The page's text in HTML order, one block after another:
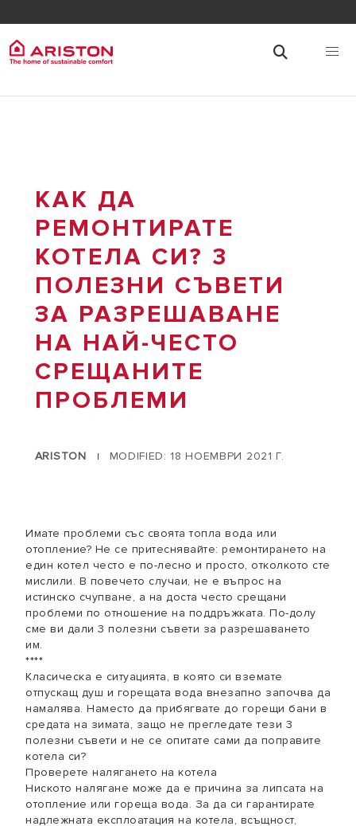
КАК ДА
РЕМОНТИРАТЕ
КОТЕЛА СИ? 3
ПОЛЕЗНИ СЪВЕТИ
ЗА РАЗРЕШАВАНЕ
НА НАЙ-ЧЕСТО
СРЕЩАНИТЕ
ПРОБЛЕМИ
ARISTON | MODIFIED: 18 НОЕМВРИ 2021 Г.
Имате проблеми със своята топла вода или
отопление? Не се притеснявайте: ремонтирането на
един котел често е по-лесно и просто, отколкото сте
мислили. В повечето случаи, не е въпрос на
истинско счупване, а на доста често срещани
проблеми по отношение на поддръжката. По-долу
сме ви дали 3 полезни съвети за разрешаването
им.
****
Класическа е ситуацията, в която си вземате
отпускащ душ и горещата вода внезапно започва да
намалява. Наместо да прибягвате до горещи бани в
средата на зимата, защо не прегледате тези 3
полезни съвети и не се опитате сами да поправите
котела си?
Проверете налягането на котела
Ниското налягане може да е причина за липсата на
отопление или гореща вода. За да си гарантирате
надлежната експлоатация на котела, всъщност,